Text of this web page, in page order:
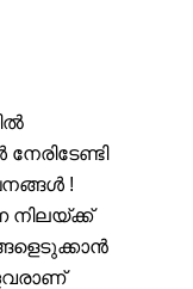
!
നിലയ്ക്ക്